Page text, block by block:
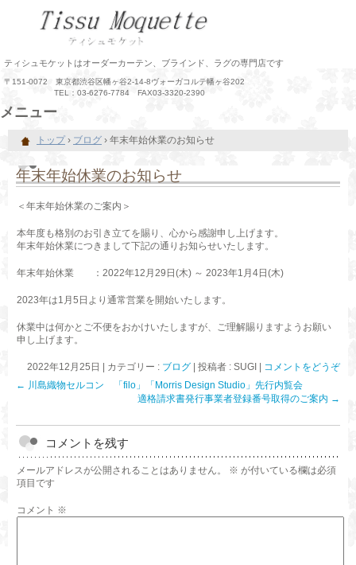
ティシュモケットはオーダーカーテン、ブラインド、ラグの専門店です
〒151-0072 東京都渋谷区幡ヶ谷2-14-8ヴォーガコルテ幡ヶ谷202
TEL：03-6276-7784 FAX03-3320-2390
メニュー
トップ › ブログ › 年末年始休業のお知らせ
年末年始休業のお知らせ
＜年末年始休業のご案内＞
本年度も格別のお引き立てを賜り、心から感謝申し上げます。
年末年始休業につきまして下記の通りお知らせいたします。
年末年始休業 ：2022年12月29日(木) ～ 2023年1月4日(木)
2023年は1月5日より通常営業を開始いたします。
休業中は何かとご不便をおかけいたしますが、ご理解賜りますようお願い
申し上げます。
2022年12月25日 カテゴリー : ブログ 投稿者 : SUGI
コメントをどうぞ
← 川島織物セルコン 「filo」「Morris Design Studio」先行内覧会
適格請求書発行事業者登録番号取得のご案内 →
コメントを残す
メールアドレスが公開されることはありません。 ※ が付いている欄は必須
項目です
コメント ※